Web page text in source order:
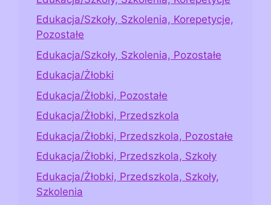
Edukacja/Szkoły, Szkolenia, Korepetycje,
Pozostałe
Edukacja/Szkoły, Szkolenia, Pozostałe
Edukacja/Żłobki
Edukacja/Żłobki, Pozostałe
Edukacja/Żłobki, Przedszkola
Edukacja/Żłobki, Przedszkola, Pozostałe
Edukacja/Żłobki, Przedszkola, Szkoły
Edukacja/Żłobki, Przedszkola, Szkoły,
Szkolenia